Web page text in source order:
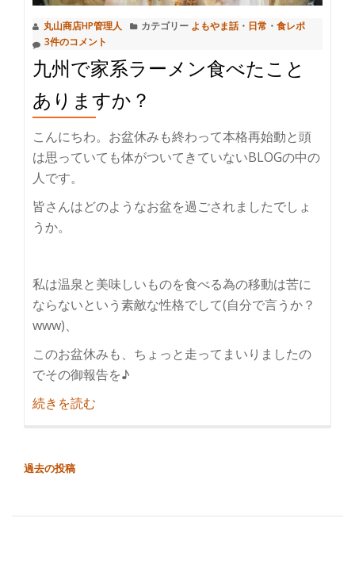
を
食
す
♪
丸山商店HP管理人 カテゴリー よもやま話・ 日常 ・ 食レポ
3件のコメント
九州で家系ラーメン食べたこと
ありますか？
こんにちわ。お盆休みも終わって本格再始動と頭
は思っていても体がついてきていないBLOGの中の
人です。
皆さんはどのようなお盆を過ごされましたでしょ
うか。
私は温泉と美味しいものを食べる為の移動は苦に
ならないという素敵な性格でして(自分で言うか？
www)、
このお盆休みも、ちょっと走ってまいりましたの
でその御報告を♪
続きを読む
投
過去の投稿